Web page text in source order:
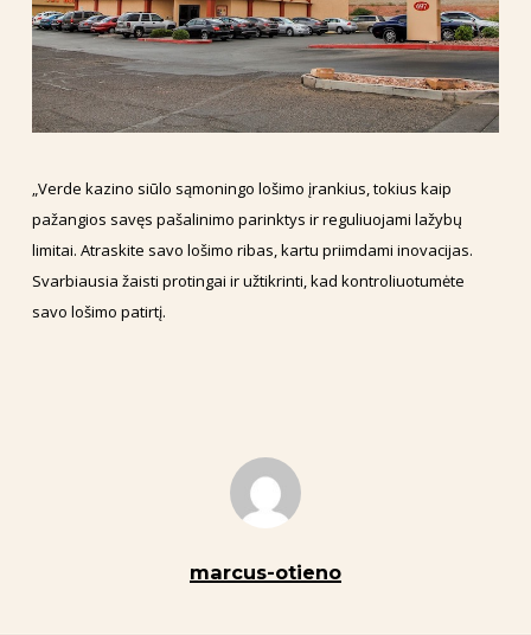
„Verde kazino siūlo sąmoningo lošimo įrankius, tokius kaip
pažangios savęs pašalinimo parinktys ir reguliuojami lažybų
limitai. Atraskite savo lošimo ribas, kartu priimdami inovacijas.
Svarbiausia žaisti protingai ir užtikrinti, kad kontroliuotumėte
savo lošimo patirtį.
marcus-otieno